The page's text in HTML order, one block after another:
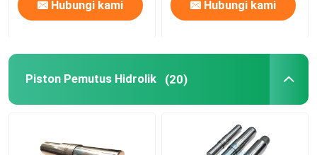
Hubungi kami Hubungi kami
Piston Pemutus Hidrolik (20)